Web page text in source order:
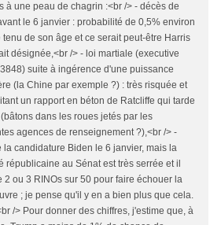
à une peau de chagrin :<br /> - décès de
le 6 janvier : probabilité de 0,5% environ
tenu de son âge et ce serait peut-être Harris
désignée,<br /> - loi martiale (executive
suite à ingérence d'une puissance
(la Chine par exemple ?) : très risquée et
un rapport en béton de Ratcliffe qui tarde
dans les roues jetés par les
agences de renseignement ?),<br /> -
la candidature Biden le 6 janvier, mais la
républicaine au Sénat est très serrée et il
2 ou 3 RINOs sur 50 pour faire échouer la
; je pense qu'il y en a bien plus que cela.
/> Pour donner des chiffres, j'estime que, à